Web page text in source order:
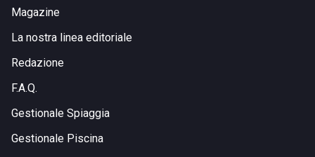
Magazine
La nostra linea editoriale
Redazione
F.A.Q.
Gestionale Spiaggia
Gestionale Piscina